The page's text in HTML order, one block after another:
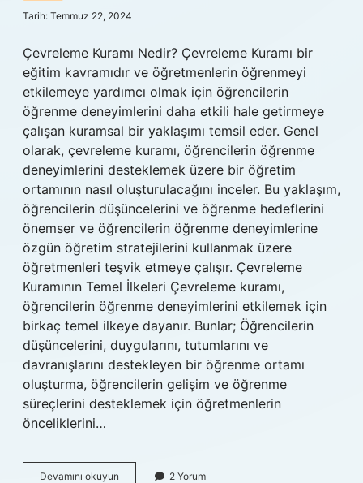
Tarih: Temmuz 22, 2024
Çevreleme Kuramı Nedir? Çevreleme Kuramı bir
eğitim kavramıdır ve öğretmenlerin öğrenmeyi
etkilemeye yardımcı olmak için öğrencilerin
öğrenme deneyimlerini daha etkili hale getirmeye
çalışan kuramsal bir yaklaşımı temsil eder. Genel
olarak, çevreleme kuramı, öğrencilerin öğrenme
deneyimlerini desteklemek üzere bir öğretim
ortamının nasıl oluşturulacağını inceler. Bu yaklaşım,
öğrencilerin düşüncelerini ve öğrenme hedeflerini
önemser ve öğrencilerin öğrenme deneyimlerine
özgün öğretim stratejilerini kullanmak üzere
öğretmenleri teşvik etmeye çalışır. Çevreleme
Kuramının Temel İlkeleri Çevreleme kuramı,
öğrencilerin öğrenme deneyimlerini etkilemek için
birkaç temel ilkeye dayanır. Bunlar; Öğrencilerin
düşüncelerini, duygularını, tutumlarını ve
davranışlarını destekleyen bir öğrenme ortamı
oluşturma, öğrencilerin gelişim ve öğrenme
süreçlerini desteklemek için öğretmenlerin
önceliklerini…
Devamını okuyun Çevreleme 2 Yorum